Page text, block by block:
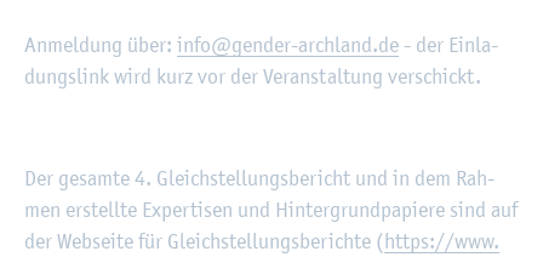
An­mel­dung über: info@​gender-​archland.​de - der Ein­la­
dungs­link wird kurz vor der Ver­an­stal­tung ver­schickt.
Der ge­sam­te 4. Gleich­stel­lungs­be­richt und in dem Rah­
men er­stell­te Ex­per­ti­sen und Hin­ter­grund­pa­pie­re sind auf
der Web­sei­te für Gleich­stel­lungs­be­rich­te (https://​www.​